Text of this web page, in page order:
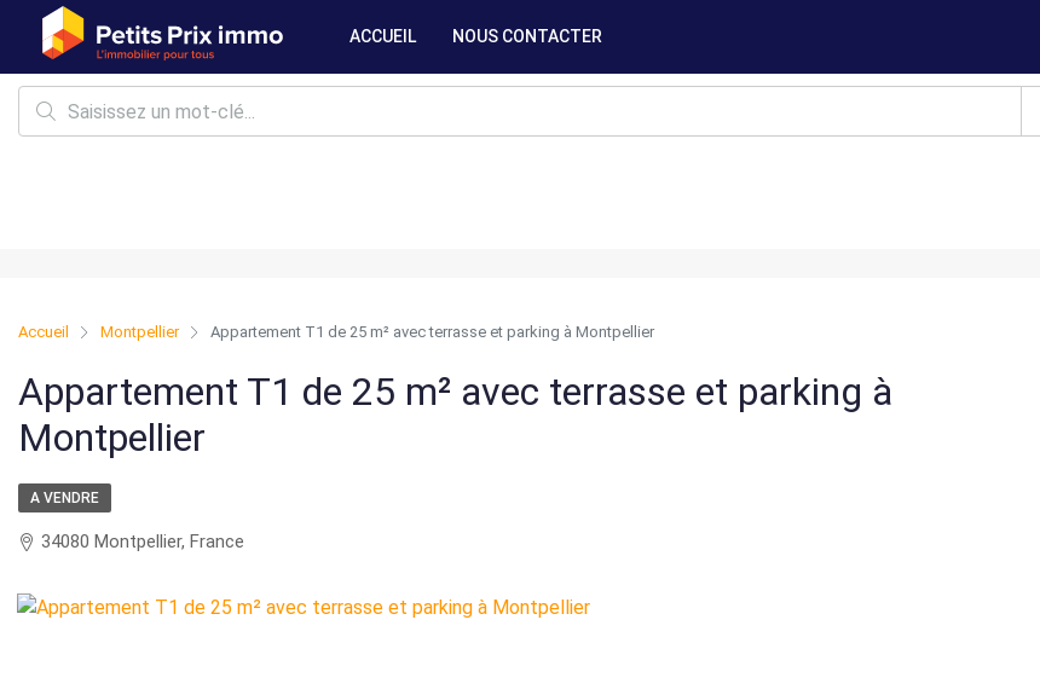
ACCUEIL NOUS CONTACTER
Accueil Montpellier Appartement T1 de 25 m² avec terrasse et parking à Montpellier
Appartement T1 de 25 m² avec terrasse et parking à
Montpellier
A VENDRE
34080 Montpellier, France